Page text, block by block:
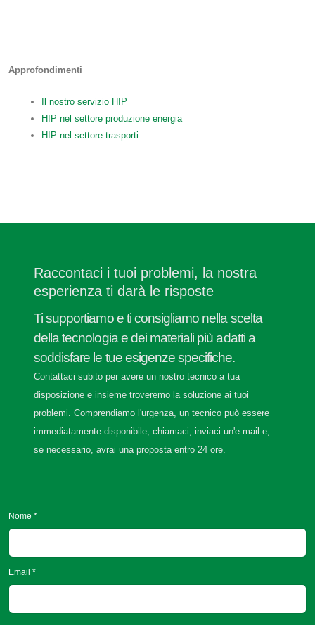
Approfondimenti
Il nostro servizio HIP
HIP nel settore produzione energia
HIP nel settore trasporti
Raccontaci i tuoi problemi, la nostra
esperienza ti darà le risposte
Ti supportiamo e ti consigliamo nella scelta
della tecnologia e dei materiali più adatti a
soddisfare le tue esigenze specifiche.
Contattaci subito per avere un nostro tecnico a tua
disposizione e insieme troveremo la soluzione ai tuoi
problemi. Comprendiamo l'urgenza, un tecnico può essere
immediatamente disponibile, chiamaci, inviaci un'e-mail e,
se necessario, avrai una proposta entro 24 ore.
Nome *
Email *